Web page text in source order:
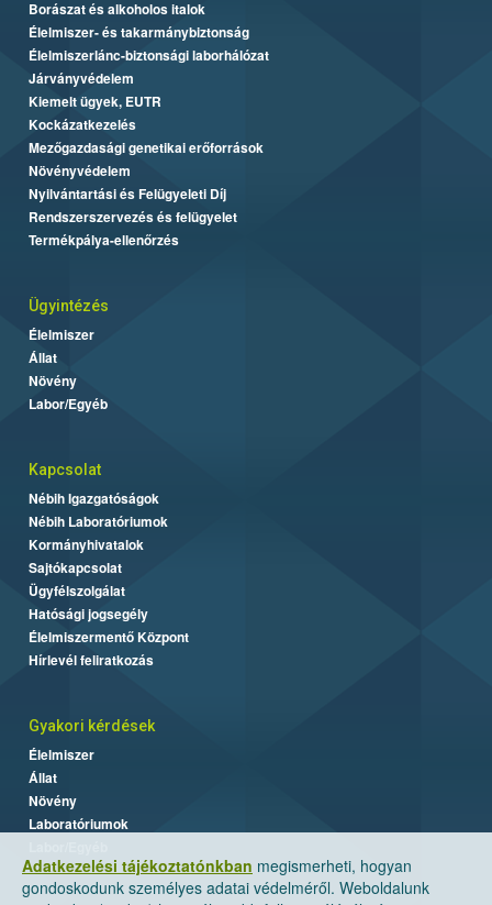
Adatkezelési tájékoztatónkban megismerheti, hogyan
gondoskodunk személyes adatai védelméről. Weboldalunk
Borászat és alkoholos italok
Élelmiszer- és takarmánybiztonság
Élelmiszerlánc-biztonsági laborhálózat
Járványvédelem
Kiemelt ügyek, EUTR
Kockázatkezelés
Mezőgazdasági genetikai erőforrások
Növényvédelem
Nyilvántartási és Felügyeleti Díj
Rendszerszervezés és felügyelet
Termékpálya-ellenőrzés
Ügyintézés
Élelmiszer
Állat
Növény
Labor/Egyéb
Kapcsolat
Nébih Igazgatóságok
Nébih Laboratóriumok
Kormányhivatalok
Sajtókapcsolat
Ügyfélszolgálat
Hatósági jogsegély
Élelmiszermentő Központ
Hírlevél feliratkozás
Gyakori kérdések
Élelmiszer
Állat
Növény
Laboratóriumok